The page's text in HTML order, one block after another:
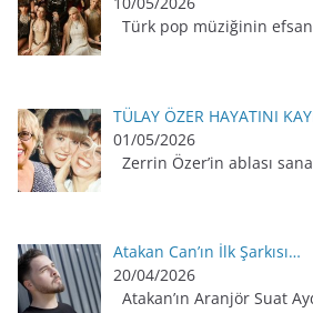
Türk pop müziğinin
TÜLAY ÖZER HAYATINI
01/05/2026
Zerrin Özer’in ablası
Atakan Can’ın İlk Şarkısı…
20/04/2026
Atakan’ın Aranjör Suat